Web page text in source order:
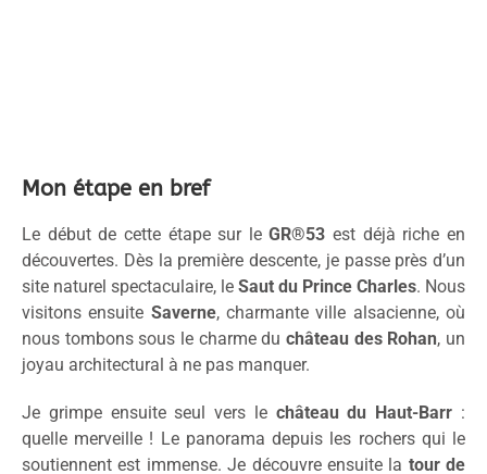
Mon étape en bref
Le début de cette étape sur leGR®53 est déjà riche en
découvertes. Dès la première descente, je passe près d’un
site naturel spectaculaire, le Saut du Prince Charles. Nous
visitons ensuite Saverne, charmante ville alsacienne, où
nous tombons sous le charme du château des Rohan, un
joyau architectural à ne pas manquer.
Je grimpe ensuite seul vers le château du Haut-Barr :
quelle merveille ! Le panorama depuis les rochers qui le
soutiennent est immense. Je découvre ensuite la tour de